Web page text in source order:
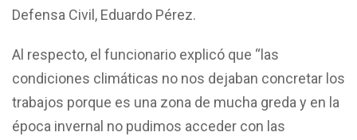
Defensa Civil, Eduardo Pérez.
Al respecto, el funcionario explicó que “las
condiciones climáticas no nos dejaban concretar los
trabajos porque es una zona de mucha greda y en la
época invernal no pudimos acceder con las